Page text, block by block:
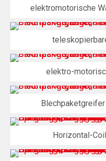
elektromotorische
elektro-
Horizontal-